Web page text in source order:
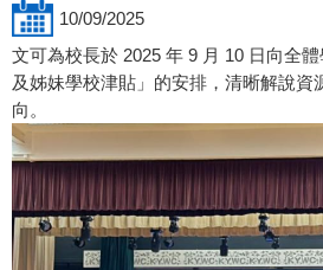
10/09/2025
文可為校長於 2025 年 9 月 10 日向全
及姊妹學校津貼」的安排，清晰解說資
向。